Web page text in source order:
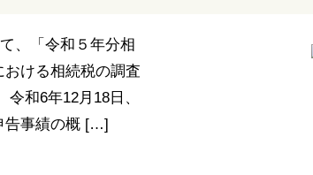
、「令和５年分相
ける相続税の調査
和6年12月18日、
告事績の概 […]